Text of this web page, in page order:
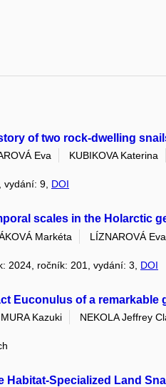
of two rock-dwelling
Eva KUBIKOVA Katerina
vydání: 9, DOI
scales in the Holarctic
Markéta LÍZNAROVÁ Eva
2024, ročník: 201, vydání: 3, DOI
Euconulus of a remarkable
Kazuki NEKOLA Jeffrey
Specialized Land